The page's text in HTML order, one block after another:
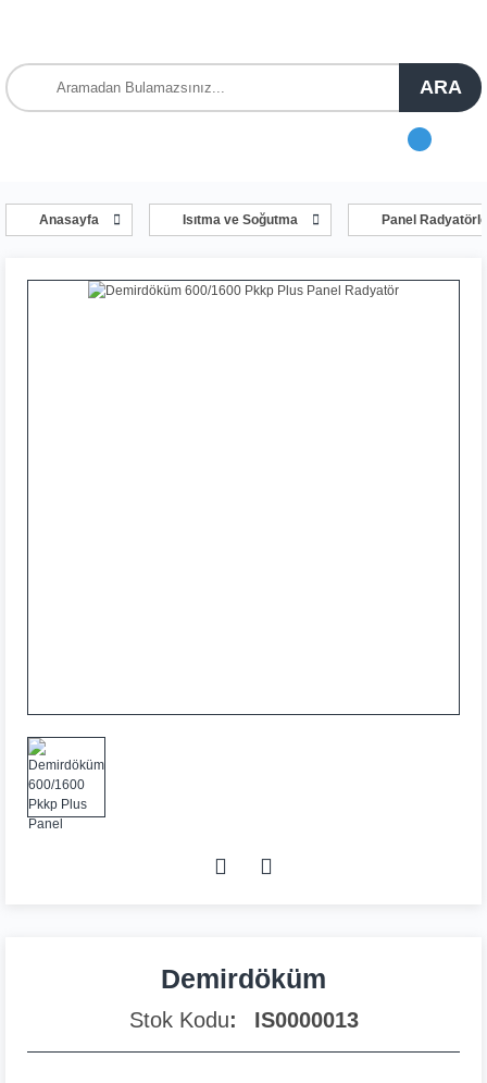
ARA
Anasayfa Isıtma ve Soğutma Panel
Demirdöküm
Stok Kodu IS0000013